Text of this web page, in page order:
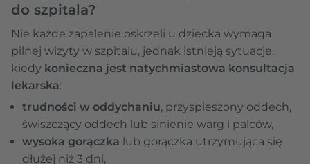
do szpitala?
Nie każde zapalenie oskrzeli u dziecka wymaga
pilnej wizyty w szpitalu, jednak istnieją sytuacje,
kiedy konieczna jest natychmiastowa konsultacja
lekarska:
trudności w oddychaniu, przyspieszony oddech,
świszczący oddech lub sinienie warg i palców,
wysoka gorączka lub gorączka utrzymująca się
dłużej niż 3 dni,